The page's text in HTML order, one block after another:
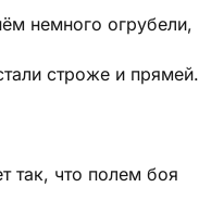
немного огрубели,
строже и прямей.
так, что полем боя